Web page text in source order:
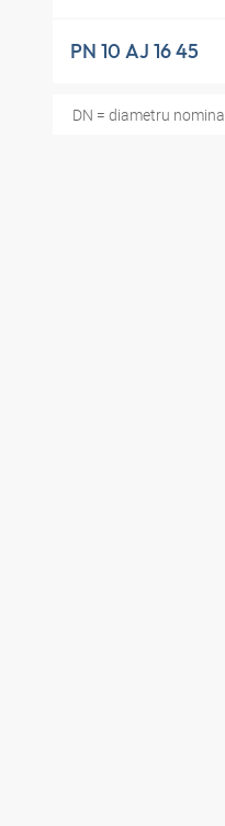
PN 10 AJ 16 45
DN = diametru